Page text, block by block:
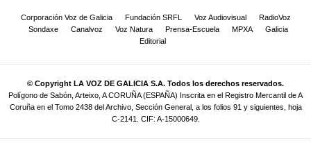
Corporación Voz de Galicia Fundación SRFL Voz Audiovisual
RadioVoz
Sondaxe
Canalvoz Voz Natura Prensa-Escuela MPXA
Galicia
Editorial
© Copyright LA VOZ DE GALICIA S.A. Todos los derechos reservados.
Polígono de Sabón, Arteixo, A CORUÑA (ESPAÑA) Inscrita en el Registro Mercantil de A
Coruña en el Tomo 2438 del Archivo, Sección General, a los folios 91 y siguientes, hoja
C-2141. CIF: A-15000649.